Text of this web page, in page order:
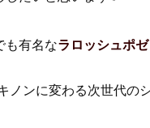
も有名なラロッシュポゼ
ノンに変わる次世代の